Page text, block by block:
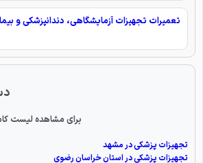
تعمیرات تجهیزات آزمایشگاهی، دندانپزشکی و
برای مشاهده لیست
تجهیزات پزشکی در مشهد
تجهیزات پزشکی در استان خراسان رضوی